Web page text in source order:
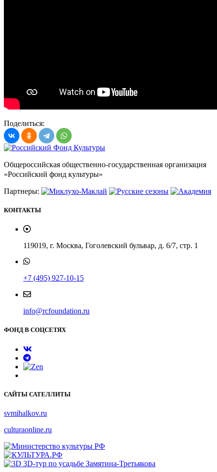
Поделиться:
Общероссийская общественно-государственная организация
«Российский фонд культуры»
Партнеры:
КОНТАКТЫ
119019, г. Москва, Гоголевский бульвар, д. 6/7, стр. 1
+7 (495) 927-10-15
info@rcfoundation.ru
ФОНД В СОЦСЕТЯХ
САЙТЫ САТЕЛЛИТЫ
svmihalkov.ru
culturaonline.ru
3D-тур по усадьбе Замятина-Третьякова